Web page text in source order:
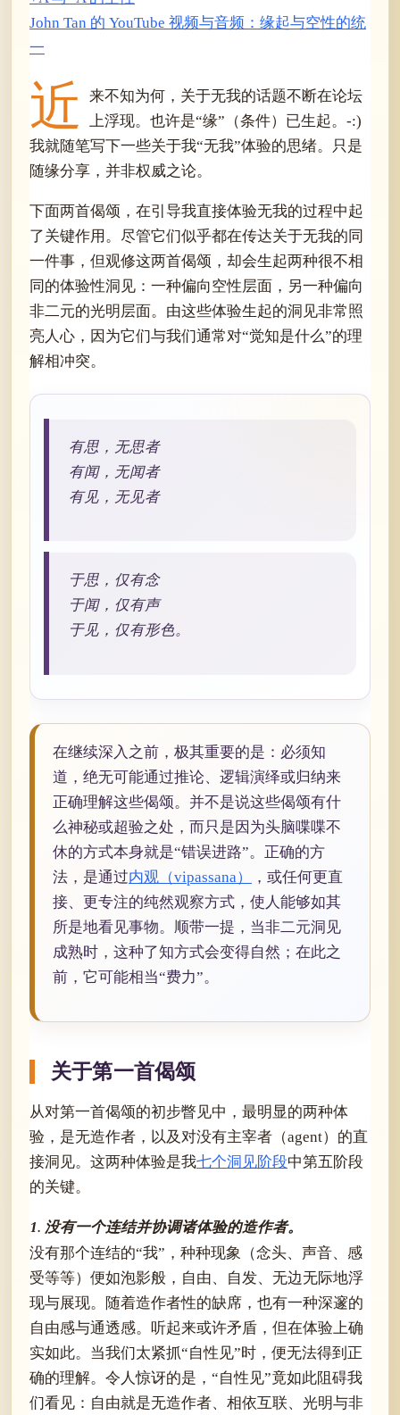
John Tan 的 YouTube 视频与音频：缘起与空性的统
一
近
来不知为何，关于无我的话题不断在论坛
上浮现。也许是“缘”（条件）已生起。-:)
我就随笔写下一些关于我“无我”体验的思绪。只是
随缘分享，并非权威之论。
下面两首偈颂，在引导我直接体验无我的过程中起
了关键作用。尽管它们似乎都在传达关于无我的同
一件事，但观修这两首偈颂，却会生起两种很不相
同的体验性洞见：一种偏向空性层面，另一种偏向
非二元的光明层面。由这些体验生起的洞见非常照
亮人心，因为它们与我们通常对“觉知是什么”的理
解相冲突。
有思，无思者
有闻，无闻者
有见，无见者
于思，仅有念
于闻，仅有声
于见，仅有形色。
在继续深入之前，极其重要的是：必须知
道，绝无可能通过推论、逻辑演绎或归纳来
正确理解这些偈颂。并不是说这些偈颂有什
么神秘或超验之处，而只是因为头脑喋喋不
休的方式本身就是“错误进路”。正确的方
法，是通过内观（vipassana）
，或任何更直
接、更专注的纯然观察方式，使人能够如其
所是地看见事物。顺带一提，当非二元洞见
成熟时，这种了知方式会变得自然；在此之
前，它可能相当“费力”。
关于第一首偈颂
从对第一首偈颂的初步瞥见中，最明显的两种体
验，是无造作者，以及对没有主宰者（agent）的直
接洞见。这两种体验是我七个洞见阶段中第五阶段
的关键。
1. 没有一个连结并协调诸体验的造作者。
没有那个连结的“我”，种种现象（念头、声音、感
受等等）便如泡影般，自由、自发、无边无际地浮
现与展现。随着造作者性的缺席，也有一种深邃的
自由感与通透感。听起来或许矛盾，但在体验上确
实如此。当我们太紧抓“自性见”时，便无法得到正
确的理解。令人惊讶的是，“自性见”竟如此阻碍我
们看见：自由就是无造作者、相依互联、光明与非